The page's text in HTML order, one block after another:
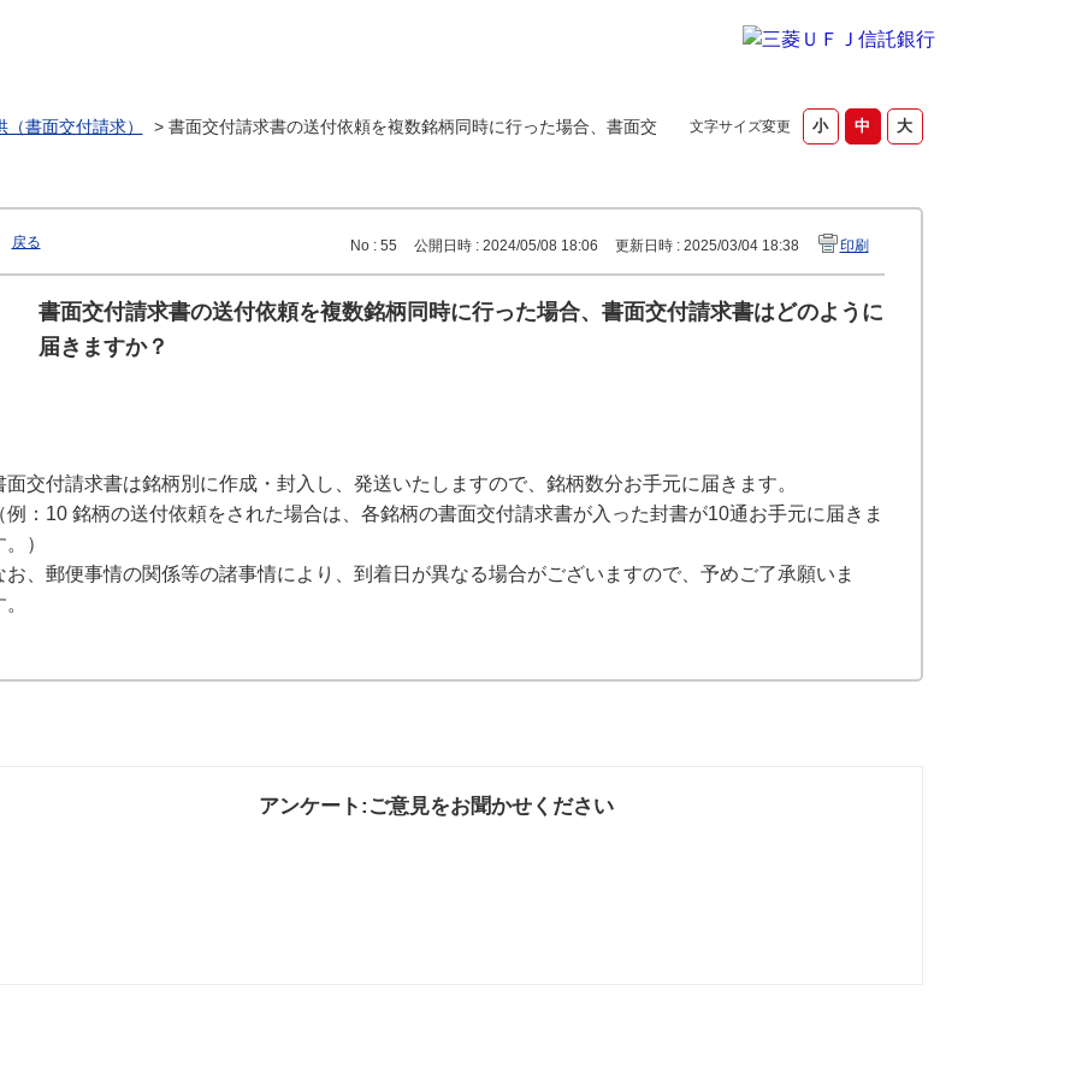
文字サイズ変更
書面交付請求） > 書面交付請求書の送付依頼を複数銘柄同時に行った場合、書面交
戻る No : 55 公開日時 : 2024/05/08 18:06 更新日時 : 2025/03/04 18:38 印刷
書面交付請求書の送付依頼を複数銘柄同時に行った場合、書面交付請求書はどのように
届きますか？
面交付請求書は銘柄別に作成・封入し、発送いたしますので、銘柄数分お手元に届きます。
例：10 銘柄の送付依頼をされた場合は、各銘柄の書面交付請求書が入った封書が10通お手元に届きま
。）
お、郵便事情の関係等の諸事情により、到着日が異なる場合がございますので、予めご了承願いま
アンケート:ご意見をお聞かせください